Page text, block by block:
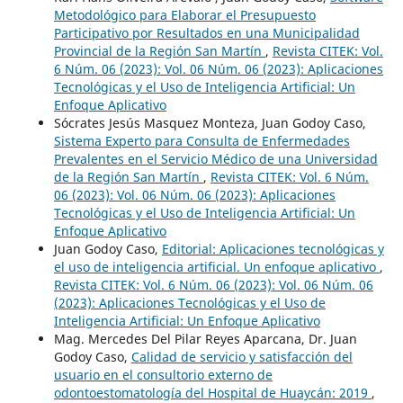
Metodológico para Elaborar el Presupuesto
Participativo por Resultados en una Municipalidad
Provincial de la Región San Martín , Revista CITEK: Vol.
6 Núm. 06 (2023): Vol. 06 Núm. 06 (2023): Aplicaciones
Tecnológicas y el Uso de Inteligencia Artificial: Un
Enfoque Aplicativo
Sócrates Jesús Masquez Monteza, Juan Godoy Caso,
Sistema Experto para Consulta de Enfermedades
Prevalentes en el Servicio Médico de una Universidad
de la Región San Martín , Revista CITEK: Vol. 6 Núm.
06 (2023): Vol. 06 Núm. 06 (2023): Aplicaciones
Tecnológicas y el Uso de Inteligencia Artificial: Un
Enfoque Aplicativo
Juan Godoy Caso, Editorial: Aplicaciones tecnológicas y
el uso de inteligencia artificial. Un enfoque aplicativo ,
Revista CITEK: Vol. 6 Núm. 06 (2023): Vol. 06 Núm. 06
(2023): Aplicaciones Tecnológicas y el Uso de
Inteligencia Artificial: Un Enfoque Aplicativo
Mag. Mercedes Del Pilar Reyes Aparcana, Dr. Juan
Godoy Caso, Calidad de servicio y satisfacción del
usuario en el consultorio externo de
odontoestomatología del Hospital de Huaycán: 2019 ,